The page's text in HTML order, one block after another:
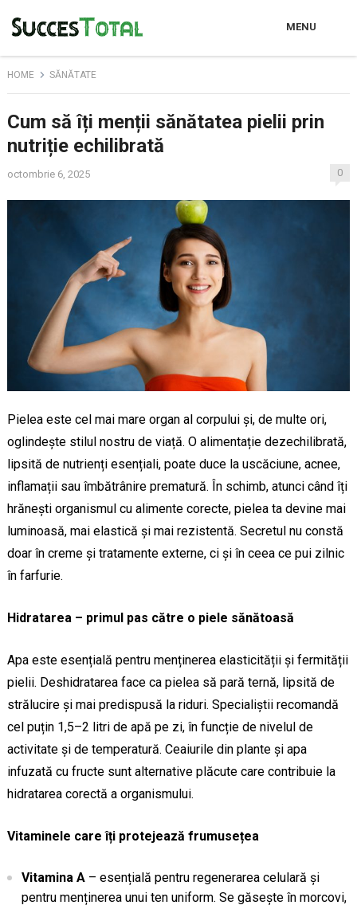
MENU
HOME SĂNĂTATE
Cum să îți menții sănătatea pielii prin
nutriție echilibrată
octombrie 6, 2025 0
Pielea este cel mai mare organ al corpului și, de multe ori,
oglindește stilul nostru de viață. O alimentație dezechilibrată,
lipsită de nutrienți esențiali, poate duce la uscăciune, acnee,
inflamații sau îmbătrânire prematură. În schimb, atunci când îți
hrănești organismul cu alimente corecte, pielea ta devine mai
luminoasă, mai elastică și mai rezistentă. Secretul nu constă
doar în creme și tratamente externe, ci și în ceea ce pui zilnic
în farfurie.
Hidratarea – primul pas către o piele sănătoasă
Apa este esențială pentru menținerea elasticității și fermității
pielii. Deshidratarea face ca pielea să pară ternă, lipsită de
strălucire și mai predispusă la riduri. Specialiștii recomandă
cel puțin 1,5–2 litri de apă pe zi, în funcție de nivelul de
activitate și de temperatură. Ceaiurile din plante și apa
infuzată cu fructe sunt alternative plăcute care contribuie la
hidratarea corectă a organismului.
Vitaminele care îți protejează frumusețea
Vitamina A– esențială pentru regenerarea celulară și
pentru menținerea unui ten uniform. Se găsește în morcovi,